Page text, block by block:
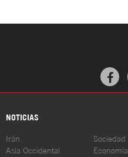
NOTICIAS
Irán
Asia Occidental
Sociedad
Economía